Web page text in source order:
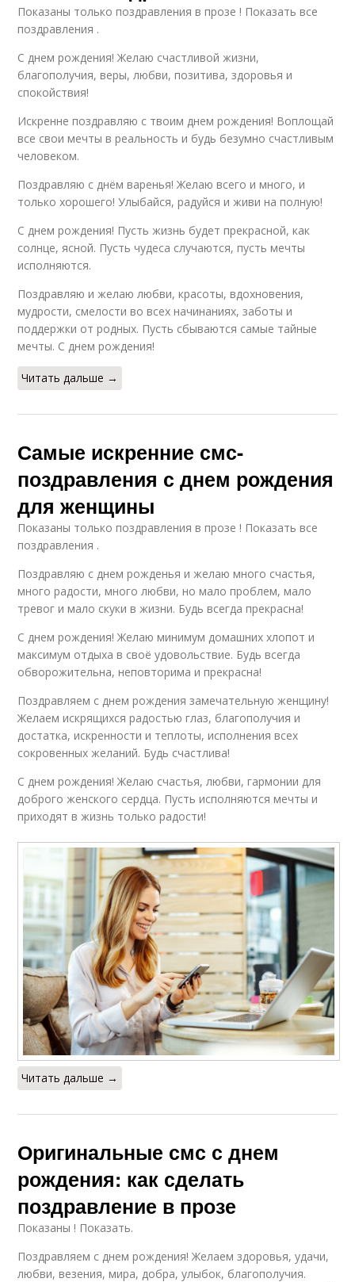
Показаны только поздравления в прозе ! Показать все
поздравления .
С днем рождения! Желаю счастливой жизни,
благополучия, веры, любви, позитива, здоровья и
спокойствия!
Искренне поздравляю с твоим днем рождения! Воплощай
все свои мечты в реальность и будь безумно счастливым
человеком.
Поздравляю с днём варенья! Желаю всего и много, и
только хорошего! Улыбайся, радуйся и живи на полную!
С днем рождения! Пусть жизнь будет прекрасной, как
солнце, ясной. Пусть чудеса случаются, пусть мечты
исполняются.
Поздравляю и желаю любви, красоты, вдохновения,
мудрости, смелости во всех начинаниях, заботы и
поддержки от родных. Пусть сбываются самые тайные
мечты. С днем рождения!
Читать дальше →
Самые искренние смс-
поздравления с днем рождения
для женщины
Показаны только поздравления в прозе ! Показать все
поздравления .
Поздравляю с днем рожденья и желаю много счастья,
много радости, много любви, но мало проблем, мало
тревог и мало скуки в жизни. Будь всегда прекрасна!
С днем рождения! Желаю минимум домашних хлопот и
максимум отдыха в своё удовольствие. Будь всегда
обворожительна, неповторима и прекрасна!
Поздравляем с днем рождения замечательную женщину!
Желаем искрящихся радостью глаз, благополучия и
достатка, искренности и теплоты, исполнения всех
сокровенных желаний. Будь счастлива!
С днем рождения! Желаю счастья, любви, гармонии для
доброго женского сердца. Пусть исполняются мечты и
приходят в жизнь только радости!
Читать дальше →
Оригинальные смс с днем
рождения: как сделать
поздравление в прозе
Показаны ! Показать.
Поздравляем с днем рождения! Желаем здоровья, удачи,
любви, везения, мира, добра, улыбок, благополучия.